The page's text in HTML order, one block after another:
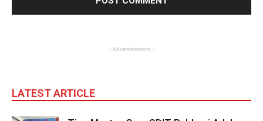
- Advertisement -
LATEST ARTICLE